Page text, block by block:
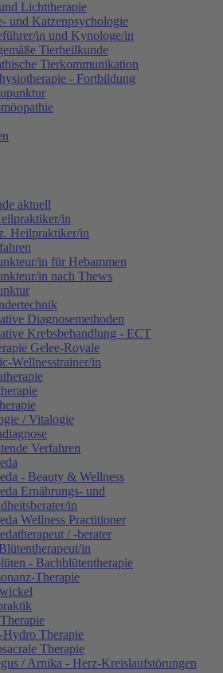
Lichttherapie
und Katzenpsychologie
in und Kynologe/in
Tierheilkunde
Tierkommunikation
- Fortbildung
aktuell
in
Heilpraktiker/in
in für Hebammen
in nach Thews
Diagnosemethoden
Krebsbehandlung - ECT
Gelee-Royale
Wellnesstrainer/in
/ Vitalogie
Verfahren
- Beauty & Wellness
Ernährungs- und
in
Wellness Practitioner
/ -berater
in
- Bachblütentherapie
Therapie
Therapie
Therapie
/ Arnika - Herz-Kreislaufstörungen